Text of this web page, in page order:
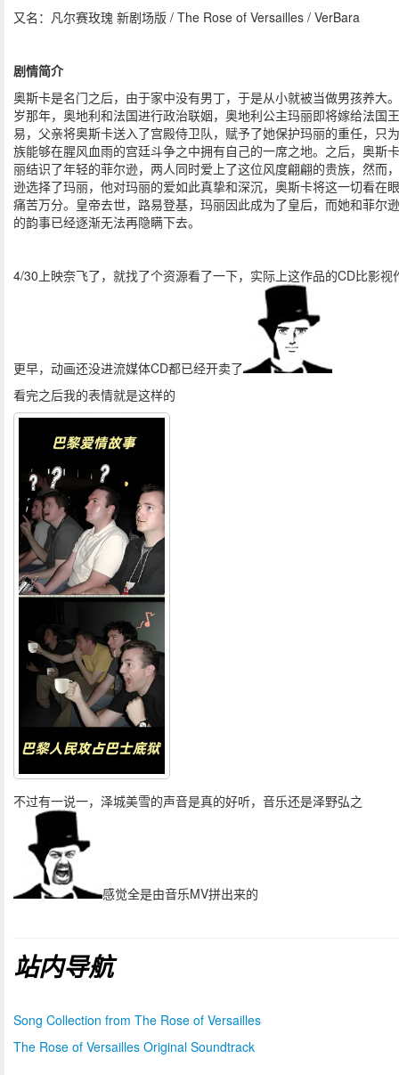
又名：凡尔赛玫瑰 新剧场版 / The Rose of Versailles / VerBara
剧情简介
奥斯卡是名门之后，由于家中没有男丁，于是从小就被当做男孩养大
岁那年，奥地利和法国进行政治联姻，奥地利公主玛丽即将嫁给法国
易，父亲将奥斯卡送入了宫殿侍卫队，赋予了她保护玛丽的重任，只
族能够在腥风血雨的宫廷斗争之中拥有自己的一席之地。之后，奥斯
丽结识了年轻的菲尔逊，两人同时爱上了这位风度翩翩的贵族，然而
逊选择了玛丽，他对玛丽的爱如此真挚和深沉，奥斯卡将这一切看在
痛苦万分。皇帝去世，路易登基，玛丽因此成为了皇后，而她和菲尔
的韵事已经逐渐无法再隐瞒下去。
4/30上映奈飞了，就找了个资源看了一下，实际上这作品的CD比影视
更早，动画还没进流媒体CD都已经开卖了
看完之后我的表情就是这样的
不过有一说一，泽城美雪的声音是真的好听，音乐还是泽野弘之
感觉全是由音乐MV拼出来的
站内导航
Song Collection from The Rose of Versailles
The Rose of Versailles Original Soundtrack